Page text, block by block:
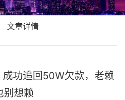
文章详情
功追回50W欠款，老赖
别想赖